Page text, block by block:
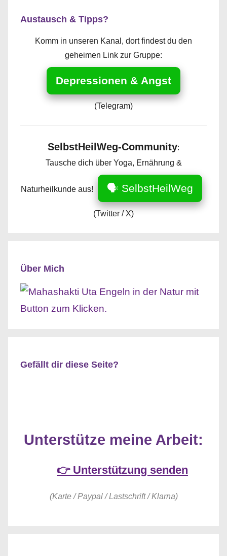
Austausch & Tipps?
Komm in unseren Kanal, dort findest du den
geheimen Link zur Gruppe:
Depressionen & Angst
(Telegram)
SelbstHeilWeg-Community:
Tausche dich über Yoga, Ernährung &
Naturheilkunde aus! 🗣️ SelbstHeilWeg
(Twitter / X)
Über Mich
Gefällt dir diese Seite?
Unterstütze meine Arbeit:
👉 Unterstützung senden
(Karte / Paypal / Lastschrift / Klarna)